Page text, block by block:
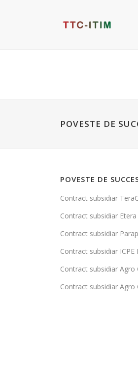
POVESTE DE
POVESTE DE
Contract subsidiar
Contract subsidiar
Contract subsidiar
Contract subsidiar ICPE
Contract subsidiar Agro
Contract subsidiar Agro